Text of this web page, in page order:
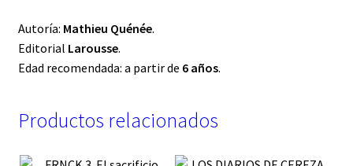
Autoría: Mathieu Quénée.
Editorial Larousse.
Edad recomendada: a partir de 6 años.
Productos relacionados